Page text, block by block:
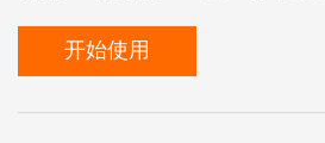
开始使用